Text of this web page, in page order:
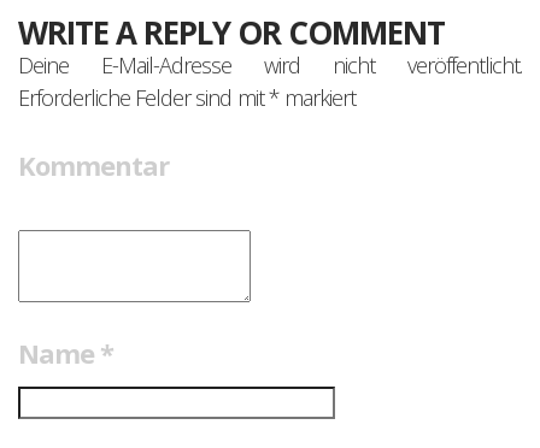
WRITE A REPLY OR COMMENT
Deine E-Mail-Adresse wird nicht veröffentlicht.
Erforderliche Felder sind mit*markiert
Kommentar
Name *